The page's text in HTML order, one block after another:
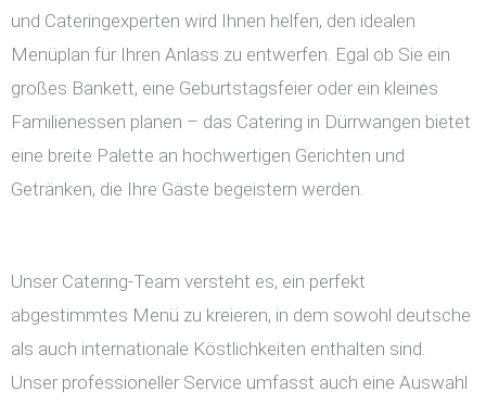
und Cateringexperten wird Ihnen helfen, den idealen
Menüplan für Ihren Anlass zu entwerfen. Egal ob Sie ein
großes Bankett, eine Geburtstagsfeier oder ein kleines
Familienessen planen – das Catering in Dürrwangen bietet
eine breite Palette an hochwertigen Gerichten und
Getränken, die Ihre Gäste begeistern werden.
Unser Catering-Team versteht es, ein perfekt
abgestimmtes Menü zu kreieren, in dem sowohl deutsche
als auch internationale Köstlichkeiten enthalten sind.
Unser professioneller Service umfasst auch eine Auswahl